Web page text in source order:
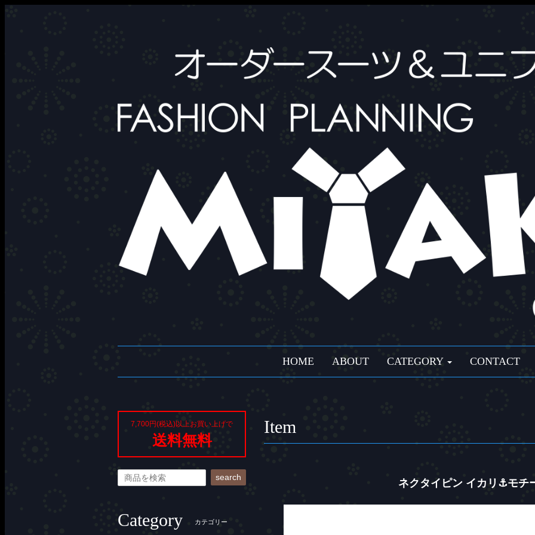
HOME ABOUT CATEGORY CONTACT
Item
ネクタイピン イカリ⚓モチ
7,700円(税込)以上お買い上げで
送料無料
search
Category カテゴリー